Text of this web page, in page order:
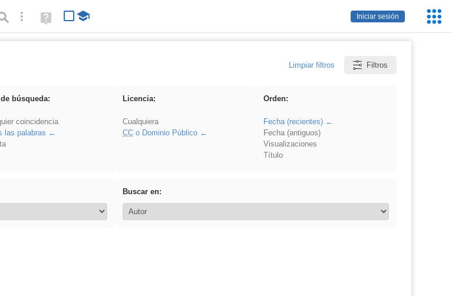
Iniciar sesión
Búsqueda avanzada
Ayuda
(en
Limpiar filtros Filtros
búsqueda:
coincidencia
las palabras
Licencia:
Cualquiera
CCo Dominio Público
Orden:
Fecha (recientes)
Fecha (antiguos)
Visualizaciones
Título
Buscar en: